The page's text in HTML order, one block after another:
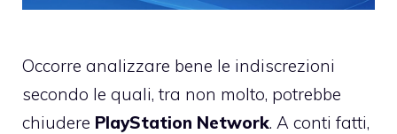
Occorre analizzare bene le indiscrezioni
secondo le quali, tra non molto, potrebbe
chiudere PlayStation Network. A conti fatti,